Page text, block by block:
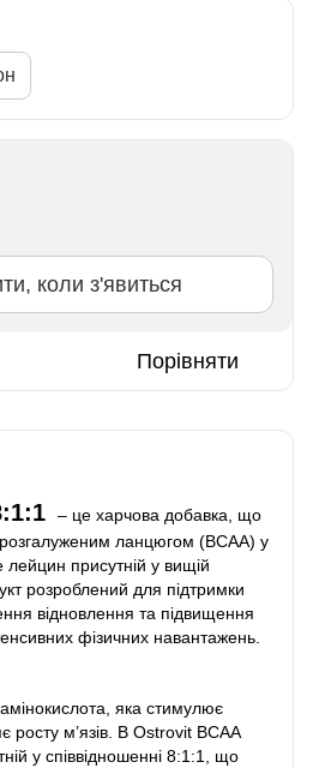
коли з'явиться
Порівняти
– це харчова добавка, що
розгалуженим ланцюгом (BCAA) у
лейцин присутній у вищій
розроблений для підтримки
відновлення та підвищення
фізичних навантажень.
яка стимулює
росту м’язів. В Ostrovit BCAA
у співвідношенні 8:1:1, що